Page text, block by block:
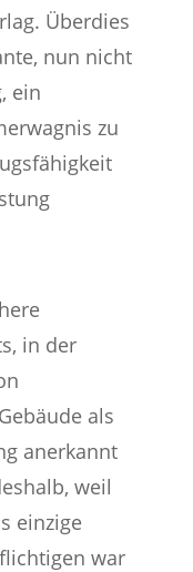
Überdies
nun nicht
ein
zu
in der
als
anerkannt
weil
einzige
war